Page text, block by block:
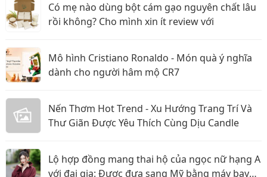
Có mẹ nào dùng bột cám gạo nguyên chất lâu
rồi không? Cho mình xin ít review với
Mô hình Cristiano Ronaldo - Món quà ý nghĩa
dành cho người hâm mộ CR7
Nến Thơm Hot Trend - Xu Hướng Trang Trí Và
Thư Giãn Được Yêu Thích Cùng Dịu Candle
Lộ hợp đồng mang thai hộ của ngọc nữ hạng A
với đại gia: Được đưa sang Mỹ bằng máy bay